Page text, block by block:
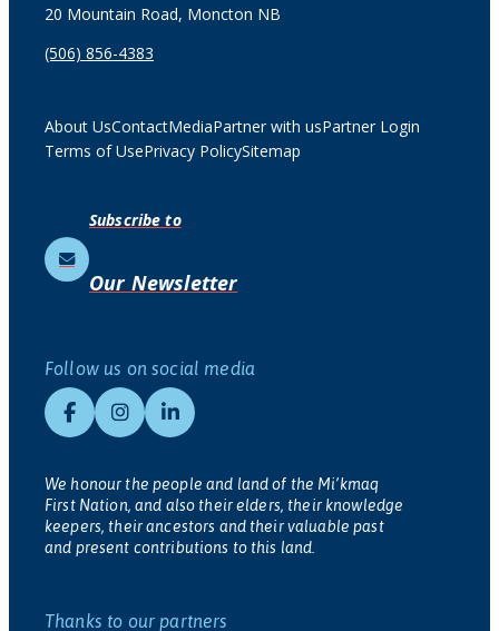
20 Mountain Road, Moncton NB
(506) 856-4383
About UsContactMediaPartner with usPartner Login
Terms of UsePrivacy PolicySitemap
Subscribe to
Our Newsletter
Follow us on social media
We honour the people and land of the Mi’kmaq
First Nation, and also their elders, their knowledge
keepers, their ancestors and their valuable past
and present contributions to this land.
Thanks to our partners